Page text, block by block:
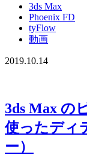
3ds Max
Phoenix FD
tyFlow
動画
2019.10.14
3ds Max の
使ったディ
ー）